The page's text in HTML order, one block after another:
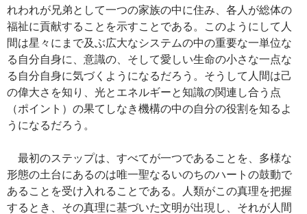
れわれが兄弟として一つの家族の中に住み、各人が総体の
福祉に貢献することを示すことである。このようにして人
間は星々にまで及ぶ広大なシステムの中の重要な一単位な
る自分自身に、意識の、そして愛しい生命の小さな一点な
る自分自身に気づくようになるだろう。そうして人間は己
の偉大さを知り、光とエネルギーと知識の関連し合う点
（ポイント）の果てしなき機構の中の自分の役割を知るよ
うになるだろう。
最初のステップは、すべてが一つであることを、多様な
形態の土台にあるのは唯一聖なるいのちのハートの鼓動で
あることを受け入れることである。人類がこの真理を把握
するとき、その真理に基づいた文明が出現し、それが人間